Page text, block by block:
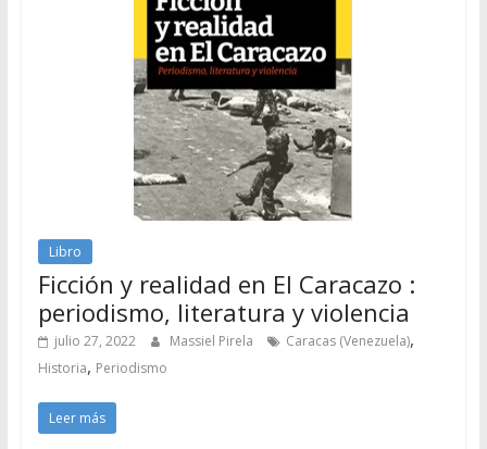
Libro
Ficción y realidad en El Caracazo :
periodismo, literatura y violencia
julio 27, 2022 Massiel Pirela Caracas (Venezuela),
Historia, Periodismo
Leer más